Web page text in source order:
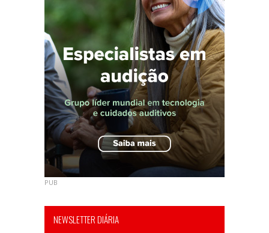
PUB
NEWSLETTER DIÁRIA